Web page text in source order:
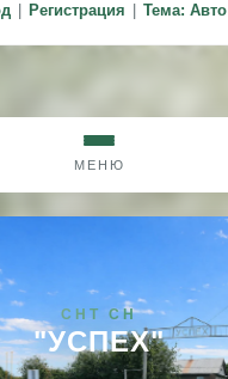
Регистрация Тема: Авто
МЕНЮ
СНТ СН
"УСПЕХ"